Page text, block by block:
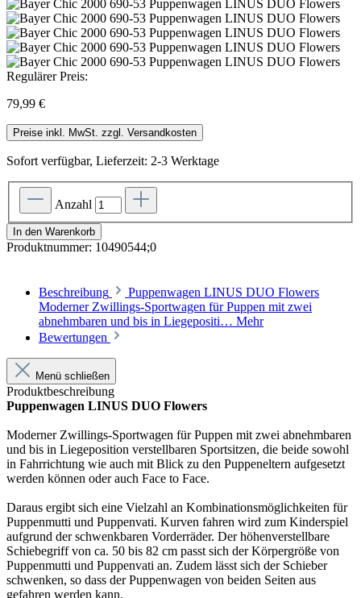
Regulärer Preis:
79,99 €
Preise inkl. MwSt. zzgl. Versandkosten
Sofort verfügbar, Lieferzeit: 2-3 Werktage
Anzahl
In den Warenkorb
Produktnummer: 10490544;0
Beschreibung
Puppenwagen LINUS DUO Flowers
Moderner Zwillings-Sportwagen für Puppen mit zwei
abnehmbaren und bis in Liegepositi… Mehr
Bewertungen
Menü schließen
Produktbeschreibung
Puppenwagen LINUS DUO Flowers
Moderner Zwillings-Sportwagen für Puppen mit zwei abnehmbaren
und bis in Liegeposition verstellbaren Sportsitzen, die beide sowohl
in Fahrrichtung wie auch mit Blick zu den Puppeneltern aufgesetzt
werden können oder auch Face to Face.
Daraus ergibt sich eine Vielzahl an Kombinationsmöglichkeiten für
Puppenmutti und Puppenvati. Kurven fahren wird zum Kinderspiel
aufgrund der schwenkbaren Vorderräder. Der höhenverstellbare
Schiebegriff von ca. 50 bis 82 cm passt sich der Körpergröße von
Puppenmutti und Puppenvati an. Zudem lässt sich der Schieber
schwenken, so dass der Puppenwagen von beiden Seiten aus
gefahren werden kann.